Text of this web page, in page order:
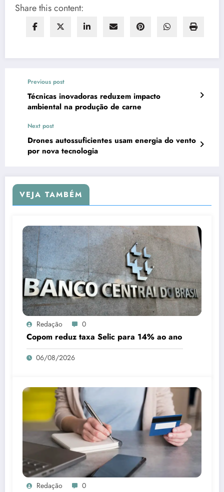
Share this content:
Previous post
Técnicas inovadoras reduzem impacto
ambiental na produção de carne
Next post
Drones autossuficientes usam energia do vento
por nova tecnologia
VEJA TAMBÉM
Redação 0
Copom reduz taxa Selic para 14% ao ano
06/08/2026
Redação 0